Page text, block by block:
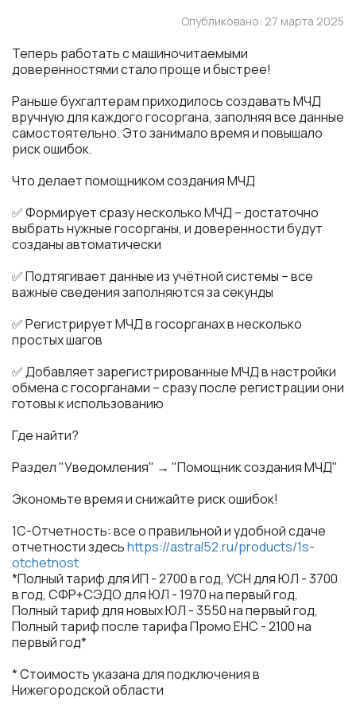
Опубликовано: 27 марта 2025
Теперь работать с машиночитаемыми
доверенностями стало проще и быстрее!
Раньше бухгалтерам приходилось создавать МЧД
вручную для каждого госоргана, заполняя все данные
самостоятельно. Это занимало время и повышало
риск ошибок.
Что делает помощником создания МЧД
✅ Формирует сразу несколько МЧД – достаточно
выбрать нужные госорганы, и доверенности будут
созданы автоматически
✅ Подтягивает данные из учётной системы – все
важные сведения заполняются за секунды
✅ Регистрирует МЧД в госорганах в несколько
простых шагов
✅ Добавляет зарегистрированные МЧД в настройки
обмена с госорганами – сразу после регистрации они
готовы к использованию
Где найти?
Раздел "Уведомления" → "Помощник создания МЧД"
Экономьте время и снижайте риск ошибок!
1С-Отчетность: все о правильной и удобной сдаче
отчетности здесьhttps://astral52.ru/products/1s-
otchetnost
*Полный тариф для ИП - 2700 в год, УСН для ЮЛ - 3700
в год, СФР+СЭДО для ЮЛ - 1970 на первый год,
Полный тариф для новых ЮЛ - 3550 на первый год,
Полный тариф после тарифа Промо ЕНС - 2100 на
первый год*
* Стоимость указана для подключения в
Нижегородской области